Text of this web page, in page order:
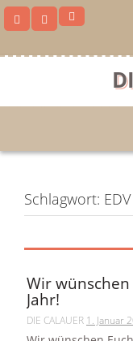
Skip
Schlagwort:
Wir
Jahr!
DIE CALAUER 1. Januar